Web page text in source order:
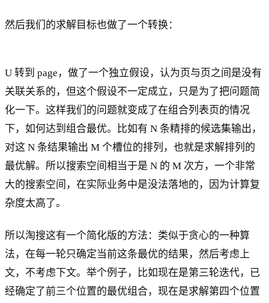
然后我们的求解目标也做了一个转换：
U 转到 page，做了一个独立假设，认为页与页之间是没有
关联关系的，但这个假设不一定成立，只是为了把问题简
化一下。这样我们的问题就变成了在组合列表页的情况
下，如何达到组合最优。比如有 N 条精排的候选集输出，
对这 N 条结果输出 M 个槽位的排列，也就是求解排列的
最优解。所以搜索空间相当于是 N 的 M 次方，一个非常
大的搜索空间，在实际业务中是没法落地的，因为计算复
杂度太高了。
所以淘搜这有一个简化版的方法：类似于贪心的一种算
法，在每一轮只确定当前这条最优的结果，然后考虑上
文，不考虑下文。举个例子，比如现在是第三轮迭代，已
经确定了前三个位置的最优组合，现在是求解第四个位置